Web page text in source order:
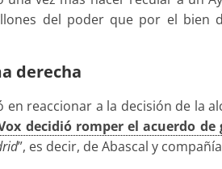
del poder que por el bien
derecha
reaccionar a la decisión de la
decidió romper el acuerdo de
”, es decir, de Abascal y